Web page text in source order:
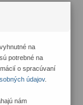
na
potrebné na
o spracúvaní
údajov.
nám